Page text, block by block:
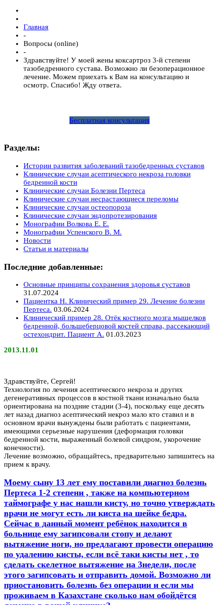
Главная
-
Вопросы (online)
-
Здравствуйте! У моей жены коксартроз 3-й степени
тазобедренного сустава. Возможно ли безоперационное
лечение. Можем приехать к Вам на консультацию и
осмотр. Спасибо! Жду ответа.
Бесплатная консультация
Разделы:
Истории развития заболеваний тазобедренных суставов
Клинические случаи асептического некроза головки
бедренной кости
Клинические случаи Болезни Пертеса
Клинические случаи несрастающиеся переломы
Клинические случаи остеопороза
Клинические случаи эндопротезирования
Монографии Волкова Е. Е.
Монографии Успенского В. М.
Новости
Статьи и материалы
Последние добавленные:
Основные принципы сохранения здоровья суставов
31.07.2024
Пациентка Н. Клинический пример 29. Лечение болезни
Пертеса. 03.06.2024
Клинический пример 28. Отёк костного мозга мыщелков
бедренной, большеберцовой костей справа, рассекающий
остехондрит. Пациент А. 01.03.2023
2013.11.01
Здравствуйте, Сергей!
Технология по лечения асептического некроза и других
дегенеративных процессов в костной ткани изначально была
ориентирована на поздние стадии (3-4), поскольку еще десять
лет назад диагноз асептический некроз мало кто ставил и в
основном врачи вынуждены были работать с пациентами,
имеющими серьезные нарушения (деформация головки
бедренной кости, выраженный болевой синдром, укорочение
конечности).
Лечение возможно, обращайтесь, предварительно запишитесь на
прием к врачу.
Моему сыну 13 лет ему поставили диагноз болезнь
Пертеса 1-2 степени , также на компьютерном
таймографе у нас нашли кисту, но точно утверждать
врачи не могут есть ли киста на шейке бедра.
Сейчас в данный момент ребёнок находится в
больнице ему загипсовали стопу и делают
вытяжение ноги, но предлагают провести операцию
по удалению кисты, если всё таки кисты нет , то
сделать скелетное вытяжение на 3недели, после
этого загипсовать и отправить домой. Возможно ли
приостановить болезнь без операции и если мы
проживаем в Казахстане сколько нам обойдётся